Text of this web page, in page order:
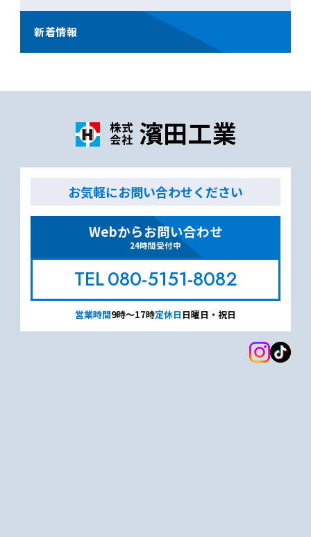
新着情報
お気軽にお問い合わせください
Webからお問い合わせ
24時間受付中
080-5151-8082
営業時間9時～17時定休日 日曜日・祝日